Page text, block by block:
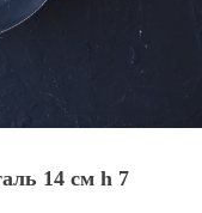
14 см h 7